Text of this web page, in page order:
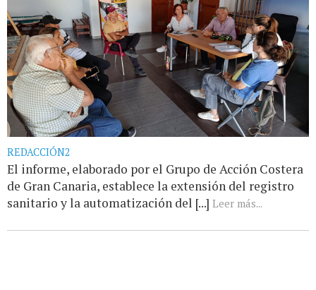
REDACCIÓN2
El informe, elaborado por el Grupo de Acción Costera
de Gran Canaria, establece la extensión del registro
sanitario y la automatización del [...] Leer más...